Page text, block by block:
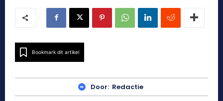
Bookmark dit artikel
Door: Redactie